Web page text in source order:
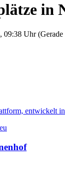
in
09:38 Uhr(Gerade
entwickelt